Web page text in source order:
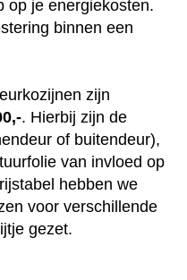
op je energiekosten.
binnen een
zijn
. Hierbij zijn de
of buitendeur),
van invloed op
hebben we
voor verschillende
gezet.